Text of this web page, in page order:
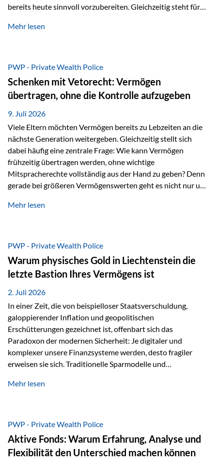
bereits heute sinnvoll vorzubereiten. Gleichzeitig steht für
passiert, wenn einer der beiden verstirbt? Der überlebende
Vermögen verfügen können. Genau für diese
Ausgangssituation bietet die Private Wealth Police der
Vienna-Life eine durchdachte Gestaltungsmöglichkeit. Die
Ausgangssituation Stellen Sie sich folgendes Beispiel vor:
Ein…
Mehr lesen
PWP - Private Wealth Police
Schenken mit Vetorecht: Vermögen
übertragen, ohne die Kontrolle aufzugeben
9. Juli 2026
Viele Eltern möchten Vermögen bereits zu Lebzeiten an die
nächste Generation weitergeben. Gleichzeitig stellt sich
dabei häufig eine zentrale Frage: Wie kann Vermögen
frühzeitig übertragen werden, ohne wichtige
Mitspracherechte vollständig aus der Hand zu geben? Denn
gerade bei größeren Vermögenswerten geht es nicht nur um
sicherzustellen, dass das Vermögen langfristig erhalten
folgende Situation vor: Ein Vater schenkt seiner Tochter
einen Teil seines Vermögens. Einige Jahre später möchte die
Tochter das Geld kurzfristig verwenden, um…
Mehr lesen
PWP - Private Wealth Police
Warum physisches Gold in Liechtenstein die
letzte Bastion Ihres Vermögens ist
2. Juli 2026
In einer Zeit, die von beispielloser Staatsverschuldung,
galoppierender Inflation und geopolitischen
Erschütterungen gezeichnet ist, offenbart sich das
Paradoxon der modernen Sicherheit: Je digitaler und
komplexer unsere Finanzsysteme werden, desto fragiler
erweisen sie sich. Traditionelle Sparmodelle und
unumstößlich galten, versagen angesichts der expansiven
Nostalgie dar, sondern ist die modernste und strategisch
klügste Antwort auf globale Instabilität. Physische Werte
und der richtige Rechtsstandort sind heute keine bloße
Option mehr, sondern eine strategische Notwendigkeit. 1.
Mehr lesen
PWP - Private Wealth Police
Aktive Fonds: Warum Erfahrung, Analyse und
Flexibilität den Unterschied machen können